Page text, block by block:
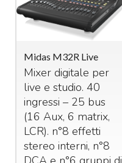
Midas M32R Live
Mixer digitale per
live e studio. 40
ingressi – 25 bus
(16 Aux, 6 matrix,
LCR). n°8 effetti
stereo interni, n°8